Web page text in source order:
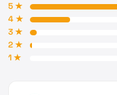
5★
4★
3★
2★
1★